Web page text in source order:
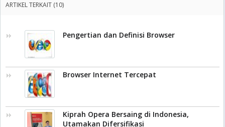
ARTIKEL TERKAIT (10)
Pengertian dan Definisi Browser
Browser Internet Tercepat
Kiprah Opera Bersaing di Indonesia,
Utamakan Difersifikasi